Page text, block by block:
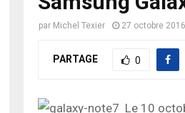
par Michel Texier 27 octobre 2016
PARTAGE 0
Le 10